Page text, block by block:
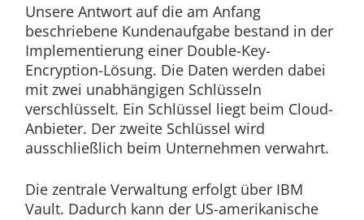
Unsere Antwort auf die am Anfang
beschriebene Kundenaufgabe bestand in der
Implementierung einer Double-Key-
Encryption-Lösung. Die Daten werden dabei
mit zwei unabhängigen Schlüsseln
verschlüsselt. Ein Schlüssel liegt beim Cloud-
Anbieter. Der zweite Schlüssel wird
ausschließlich beim Unternehmen verwahrt.
Die zentrale Verwaltung erfolgt über IBM
Vault. Dadurch kann der US-amerikanische